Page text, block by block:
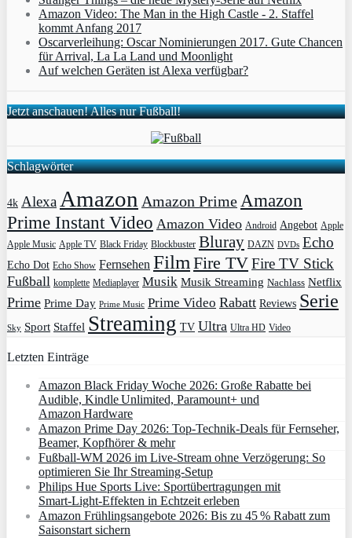
Amazon Video: The Man in the High Castle - 2. Staffel
kommt Anfang 2017
Oscarverleihung: Oscar Nominierungen 2017. Gute Chancen
für Arrival, La La Land und Moonlight
Auf welchen Geräten ist Alexa verfügbar?
Jetzt anschauen! Alles nur Fußball!
Schlagwörter
4k Alexa Amazon Amazon Prime Amazon
Prime Instant Video Amazon Video Android Angebot Apple
Apple Music Apple TV Black Friday Blockbuster Bluray DAZN DVDs Echo
Echo Dot Echo Show Fernsehen Film Fire TVFire TV Stick
Fußball komplette Mediaplayer Musik Musik Streaming Nachlass Netflix
Prime Prime Day Prime Music Prime Video Rabatt Reviews Serie
Sky Sport Staffel Streaming TV Ultra Ultra HD Video
Letzten Einträge
Amazon Black Friday Woche 2026: Große Rabatte bei
Audible, Kindle Unlimited, Paramount+ und
Amazon Hardware
Amazon Prime Day 2026: Top-Technik-Deals für Fernseher,
Beamer, Kopfhörer & mehr
Fußball-WM 2026 im Live-Stream ohne Verzögerung: So
optimieren Sie Ihr Streaming-Setup
Philips Hue Sports Live: Sportübertragungen mit
Smart‑Light‑Effekten in Echtzeit erleben
Amazon Frühlingsangebote 2026: Bis zu 45 % Rabatt zum
Saisonstart sichern